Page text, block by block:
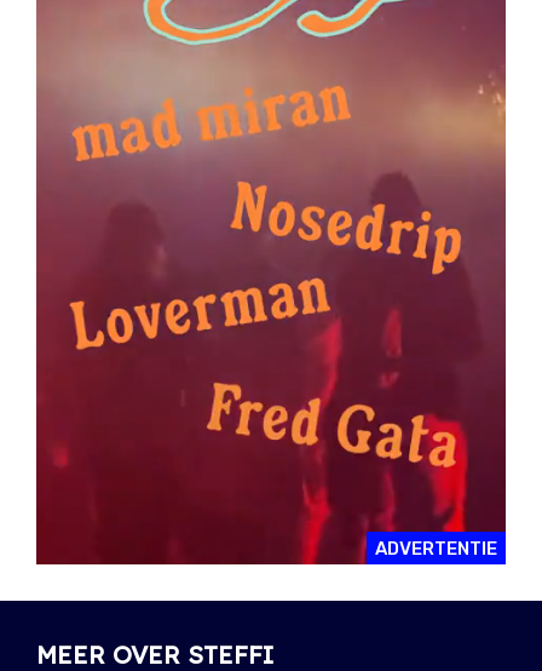
ADVERTENTIE
MEER OVER STEFFI